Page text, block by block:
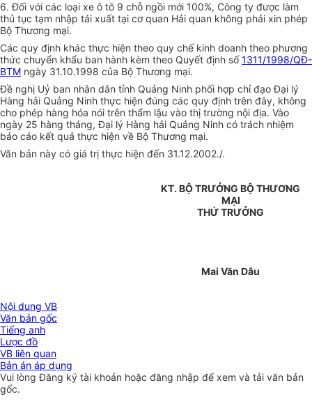
6. Đối với các loại xe ô tô 9 chỗ ngồi mới 100%, Công ty được làm
thủ tục tạm nhập tái xuất tại cơ quan Hải quan không phải xin phép
Bộ Thương mại.
Các quy định khác thực hiện theo quy chế kinh doanh theo phương
thức chuyển khẩu ban hành kèm theo Quyết định số1311/1998/QĐ-
BTM ngày 31.10.1998 của Bộ Thương mại.
Đề nghị Uỷ ban nhân dân tỉnh Quảng Ninh phối hợp chỉ đạo Đại lý
Hàng hải Quảng Ninh thực hiện đúng các quy định trên đây, không
cho phép hàng hóa nói trên thẩm lậu vào thị trường nội địa. Vào
ngày 25 hàng tháng, Đại lý Hàng hải Quảng Ninh có trách nhiệm
báo cáo kết quả thực hiện về Bộ Thương mại.
Văn bản này có giá trị thực hiện đến 31.12.2002./.
KT. BỘ TRƯỞNG BỘ THƯƠNG
MẠI
THỨ TRƯỞNG
Mai Văn Dâu
Nội dung VB
Văn bản gốc
Tiếng anh
Lược đồ
VB liên quan
Bản án áp dụng
Vui lòngĐăng ký tài khoản hoặc đăng nhập để xem và tải văn bản
gốc.